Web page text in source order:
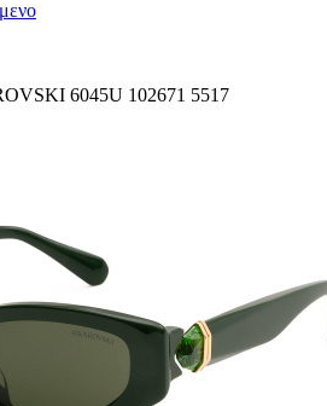
6045U 102671 5517